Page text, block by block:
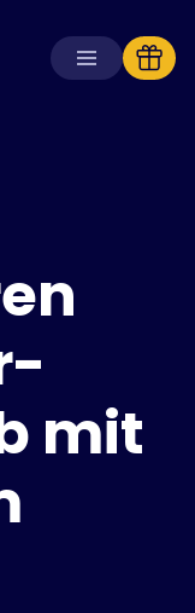
Plus+
mit